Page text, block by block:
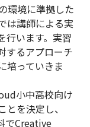
環境に準拠した
は講師による実
行います。実習
するアプローチ
培っていきま
小中高校向け
を決定し、
でCreative